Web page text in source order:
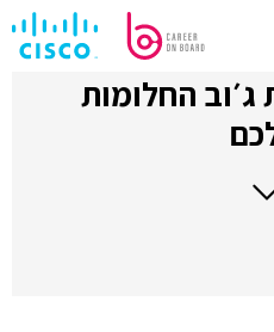
החלומות